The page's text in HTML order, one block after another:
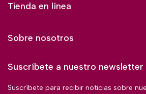
Tienda en línea
Sobre nosotros
Suscríbete a nuestro newsletter
Suscríbete para recibir noticias sobre